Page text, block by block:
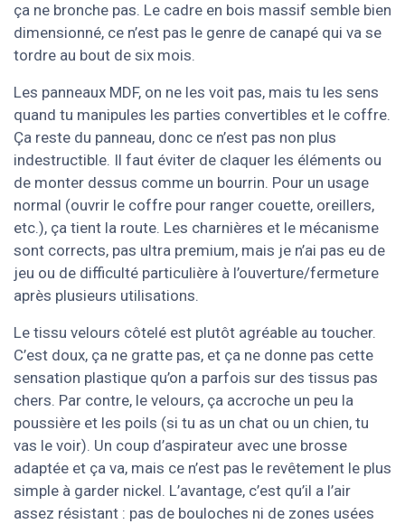
ça ne bronche pas. Le cadre en bois massif semble bien
dimensionné, ce n’est pas le genre de canapé qui va se
tordre au bout de six mois.
Les panneaux MDF, on ne les voit pas, mais tu les sens
quand tu manipules les parties convertibles et le coffre.
Ça reste du panneau, donc ce n’est pas non plus
indestructible. Il faut éviter de claquer les éléments ou
de monter dessus comme un bourrin. Pour un usage
normal (ouvrir le coffre pour ranger couette, oreillers,
etc.), ça tient la route. Les charnières et le mécanisme
sont corrects, pas ultra premium, mais je n’ai pas eu de
jeu ou de difficulté particulière à l’ouverture/fermeture
après plusieurs utilisations.
Le tissu velours côtelé est plutôt agréable au toucher.
C’est doux, ça ne gratte pas, et ça ne donne pas cette
sensation plastique qu’on a parfois sur des tissus pas
chers. Par contre, le velours, ça accroche un peu la
poussière et les poils (si tu as un chat ou un chien, tu
vas le voir). Un coup d’aspirateur avec une brosse
adaptée et ça va, mais ce n’est pas le revêtement le plus
simple à garder nickel. L’avantage, c’est qu’il a l’air
assez résistant : pas de bouloches ni de zones usées